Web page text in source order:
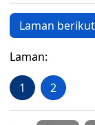
Laman
Laman:
1 2